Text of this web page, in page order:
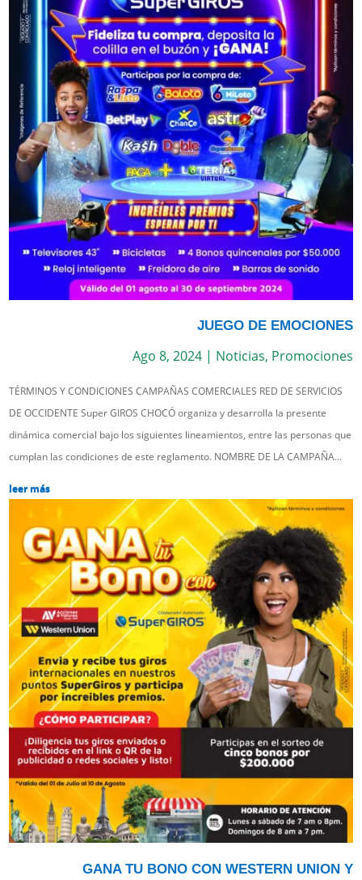
JUEGO DE EMOCIONES
Ago 8, 2024| Noticias, Promociones
TÉRMINOS Y CONDICIONES CAMPAÑAS COMERCIALES RED DE SERVICIOS
DE OCCIDENTE Super GIROS CHOCÓ organiza y desarrolla la presente
dinámica comercial bajo los siguientes lineamientos, entre las personas que
cumplan las condiciones de este reglamento. NOMBRE DE LA CAMPAÑA...
leer más
GANA TU BONO CON WESTERN UNION Y